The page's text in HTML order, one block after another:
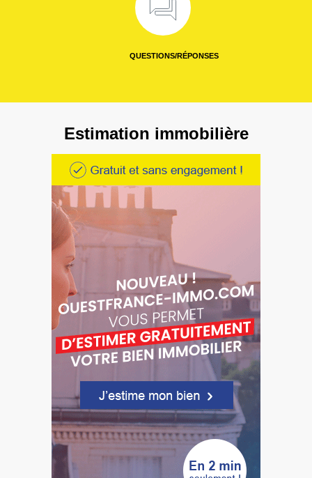
QUESTIONS/RÉPONSES
Estimation immobilière